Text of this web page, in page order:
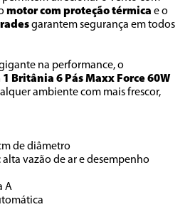
motorcom proteção térmica e o
garantem segurança em todos
Britânia 6 Pás Maxx Force 60W
ambiente com mais frescor,
de diâmetro
vazão de ar e desempenho
A